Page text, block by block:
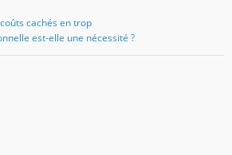
cachés en trop
est-elle une nécessité ?